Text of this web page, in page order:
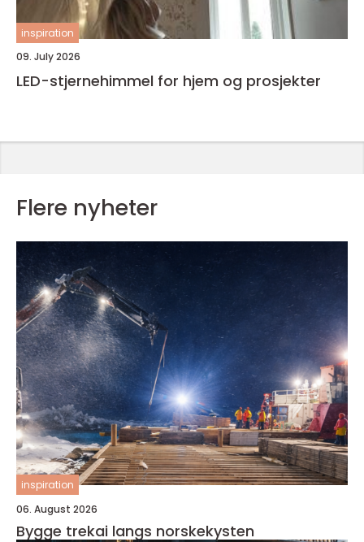
inspiration
09. July 2026
LED-stjernehimmel for hjem og prosjekter
Flere nyheter
inspiration
06. August 2026
Bygge trekai langs norskekysten